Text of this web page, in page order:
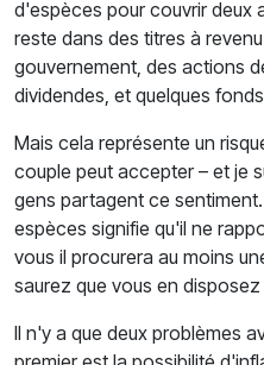
d'espèces pour couvrir deux
reste dans des titres à
gouvernement, des actions
dividendes, et quelques
Mais cela représente un
couple peut accepter – et je
gens partagent ce
espèces signifie qu'il ne
vous il procurera au moins
saurez que vous en
Il n'y a que deux problèmes